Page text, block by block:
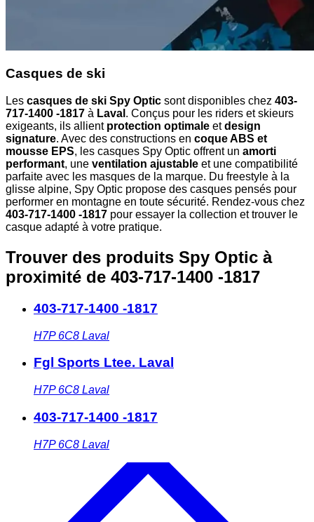
Casques de ski
Les casques de ski Spy Optic sont disponibles chez 403-
717-1400 -1817 à Laval . Conçus pour les riders et skieurs
exigeants, ils allient protection optimale etdesign
signature. Avec des constructions en coque ABS et
mousse EPS, les casques Spy Optic offrent un amorti
performant, une ventilation ajustable et une compatibilité
parfaite avec les masques de la marque. Du freestyle à la
glisse alpine, Spy Optic propose des casques pensés pour
performer en montagne en toute sécurité. Rendez-vous chez
403-717-1400 -1817 pour essayer la collection et trouver le
casque adapté à votre pratique.
Trouver des produits Spy Optic à
proximité de 403-717-1400 -1817
403-717-1400 -1817
H7P 6C8 Laval
Fgl Sports Ltee. Laval
H7P 6C8 Laval
403-717-1400 -1817
H7P 6C8 Laval